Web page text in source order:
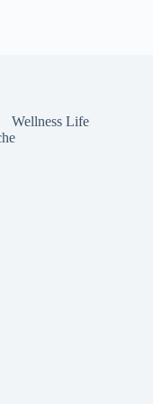
Wellness Life